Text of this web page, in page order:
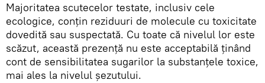
Majoritatea scutecelor testate, inclusiv cele
ecologice, conţin reziduuri de molecule cu toxicitate
dovedită sau suspectată. Cu toate că nivelul lor este
scăzut, această prezenţă nu este acceptabilă ţinând
cont de sensibilitatea sugarilor la substanţele toxice,
mai ales la nivelul şezutului.